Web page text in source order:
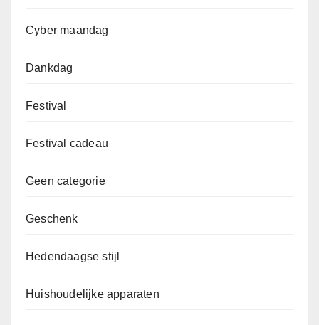
Cyber maandag
Dankdag
Festival
Festival cadeau
Geen categorie
Geschenk
Hedendaagse stijl
Huishoudelijke apparaten